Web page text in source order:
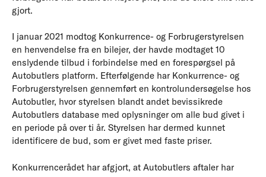
gjort.
I januar 2021 modtog Konkurrence- og Forbrugerstyrelsen
en henvendelse fra en bilejer, der havde modtaget 10
enslydende tilbud i forbindelse med en forespørgsel på
Autobutlers platform. Efterfølgende har Konkurrence- og
Forbrugerstyrelsen gennemført en kontrolundersøgelse hos
Autobutler, hvor styrelsen blandt andet bevissikrede
Autobutlers database med oplysninger om alle bud givet i
en periode på over ti år. Styrelsen har dermed kunnet
identificere de bud, som er givet med faste priser.
Konkurrencerådet har afgjort, at Autobutlers aftaler har